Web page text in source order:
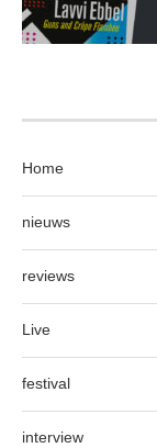
Home
nieuws
reviews
Live
festival
interview